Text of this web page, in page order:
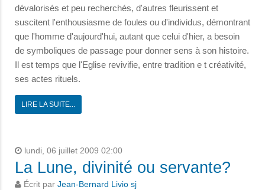
dévalorisés et peu recherchés, d'autres fleurissent et
suscitent l'enthousiasme de foules ou d'individus, démontrant
que l'homme d'aujourd'hui, autant que celui d'hier, a besoin
de symboliques de passage pour donner sens à son histoire.
Il est temps que l'Eglise revivifie, entre tradition e t créativité,
ses actes rituels.
LIRE LA SUITE...
lundi, 06 juillet 2009 02:00
La Lune, divinité ou servante?
Écrit par Jean-Bernard Livio sj